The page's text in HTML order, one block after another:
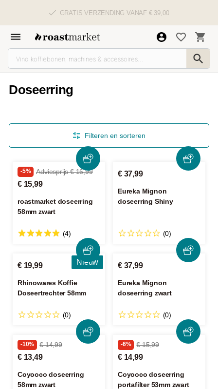
GRATIS VERZENDING VANAF € 39,00
Doseerring
Filteren en sorteren
-5% Adviesprijs € 16,99
€ 15,99
roastmarket doseerring
58mm zwart
(4)
€ 37,99
Eureka Mignon
doseerring Shiny
(0)
Nieuw
€ 19,99
Rhinowares Koffie
Doseertrechter 58mm
(0)
€ 37,99
Eureka Mignon
doseerring zwart
(0)
-10% € 14,99
€ 13,49
Coyooco doseerring
58mm zwart
-6% € 15,99
€ 14,99
Coyooco doseerring
portafilter 53mm zwart